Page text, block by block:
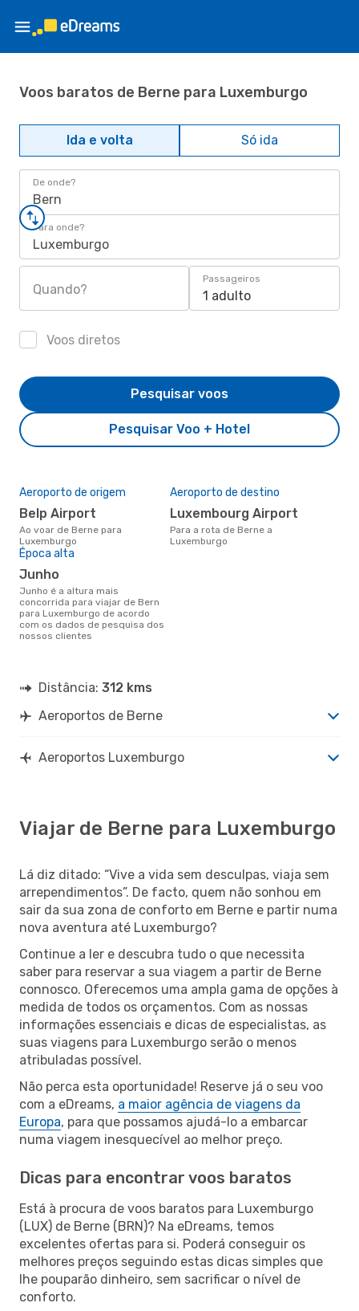
Voos baratos de Berne para Luxemburgo
Ida e volta Só ida
De onde?
Bern
Para onde?
Luxemburgo
Quando?
Passageiros
1 adulto
Voos diretos
Pesquisar Voo + Hotel
Pesquisar voos
Aeroporto de origem
Belp Airport
Ao voar de Berne para
Luxemburgo
Aeroporto de destino
Luxembourg Airport
Para a rota de Berne a
Luxemburgo
Época alta
junho
junho é a altura mais
concorrida para viajar de Bern
para Luxemburgo de acordo
com os dados de pesquisa dos
nossos clientes
Distância: 312 kms
Aeroportos de Berne
Aeroportos Luxemburgo
Viajar de Berne para Luxemburgo
Lá diz ditado: “Vive a vida sem desculpas, viaja sem
arrependimentos”. De facto, quem não sonhou em
sair da sua zona de conforto em Berne e partir numa
nova aventura até Luxemburgo?
Continue a ler e descubra tudo o que necessita
saber para reservar a sua viagem a partir de Berne
connosco. Oferecemos uma ampla gama de opções à
medida de todos os orçamentos. Com as nossas
informações essenciais e dicas de especialistas, as
suas viagens para Luxemburgo serão o menos
atribuladas possível.
Não perca esta oportunidade! Reserve já o seu voo
com a eDreams, a maior agência de viagens da
Europa, para que possamos ajudá-lo a embarcar
numa viagem inesquecível ao melhor preço.
Dicas para encontrar voos baratos
Está à procura de voos baratos para Luxemburgo
(LUX) de Berne (BRN)? Na eDreams, temos
excelentes ofertas para si. Poderá conseguir os
melhores preços seguindo estas dicas simples que
lhe pouparão dinheiro, sem sacrificar o nível de
conforto.